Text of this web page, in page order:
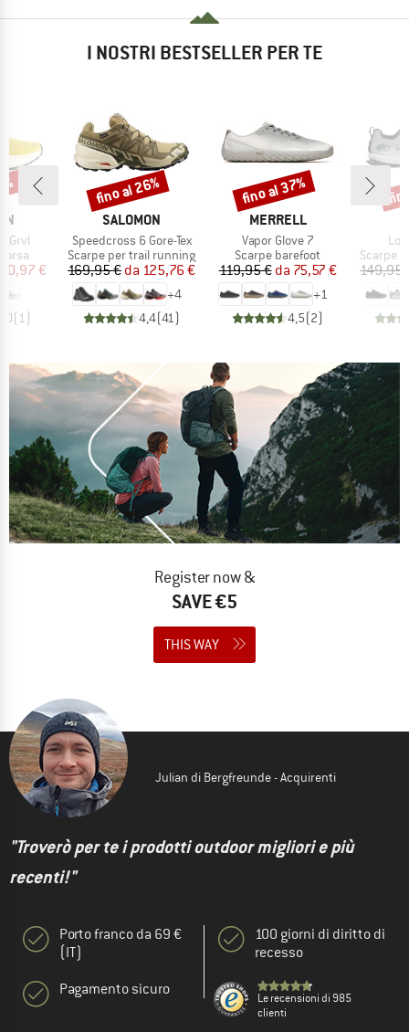
I NOSTRI BESTSELLER PER TE
Grvl
ridotto
90,97 €
( 1)
MARCHIO
SALOMON
Articolo
Speedcross 6 Gore-Tex
Gruppo di prodotti
Scarpe per trail running
Prezzo
169,95 € Prezzo ridotto
da 125,76 €
+4
4,4(41)
Sconto
fino al 26%
MARCHIO
MERRELL
Articolo
Vapor Glove 7
Gruppo di prodotti
Scarpe barefoot
Prezzo
119,95 € Prezzo ridotto
da 75,57 €
+1
4,5(2)
Sconto
fino al 37%
Gruppo
Scarpe
149,95
Register now &
SAVE €5
THIS WAY
Julian di Bergfreunde - Acquirenti
"Troverò per te i prodotti outdoor migliori e più
recenti!"
Porto franco da 69 €
(IT)
Pagamento sicuro
100 giorni di diritto di
recesso
Le recensioni di 985
clienti